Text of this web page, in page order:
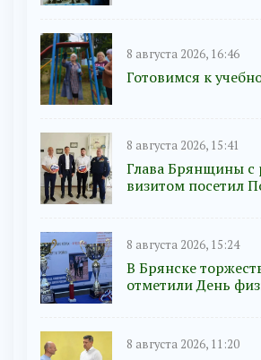
8 августа 2026, 16:46
Готовимся к
8 августа 2026, 15:41
Глава Брянщины с
визитом посетил
8 августа 2026, 15:24
В Брянске
отметили День
8 августа 2026, 11:20